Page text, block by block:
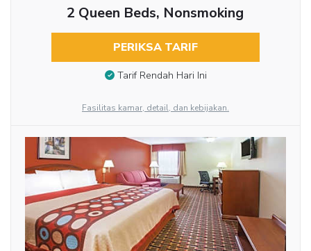
2 Queen Beds, Nonsmoking
PERIKSA TARIF
Tarif Rendah Hari Ini
Fasilitas kamar, detail, dan kebijakan.